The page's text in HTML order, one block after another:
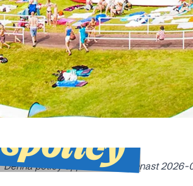
Denna policy uppdaterades senast2026-